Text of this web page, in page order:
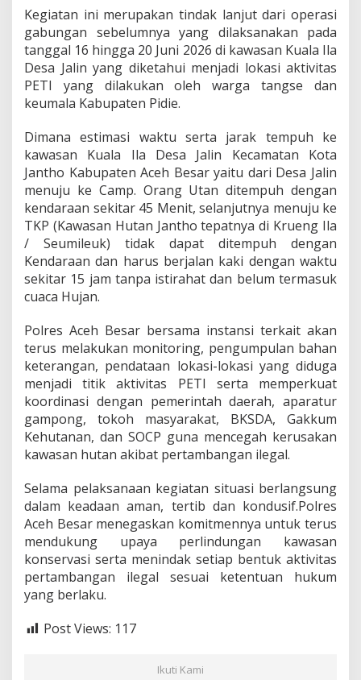
s
a
n
H
u
t
a
a
t
h
o
Kegiatan ini merupakan tindak lanjut dari operasi
gabungan sebelumnya yang dilaksanakan pada
tanggal 16 hingga 20 Juni 2026 di kawasan Kuala Ila
Desa Jalin yang diketahui menjadi lokasi aktivitas
PETI yang dilakukan oleh warga tangse dan
keumala Kabupaten Pidie.
Dimana estimasi waktu serta jarak tempuh ke
kawasan Kuala Ila Desa Jalin Kecamatan Kota
Jantho Kabupaten Aceh Besar yaitu dari Desa Jalin
menuju ke Camp. Orang Utan ditempuh dengan
kendaraan sekitar 45 Menit, selanjutnya menuju ke
TKP (Kawasan Hutan Jantho tepatnya di Krueng Ila
/ Seumileuk) tidak dapat ditempuh dengan
Kendaraan dan harus berjalan kaki dengan waktu
sekitar 15 jam tanpa istirahat dan belum termasuk
cuaca Hujan.
Polres Aceh Besar bersama instansi terkait akan
terus melakukan monitoring, pengumpulan bahan
keterangan, pendataan lokasi-lokasi yang diduga
menjadi titik aktivitas PETI serta memperkuat
koordinasi dengan pemerintah daerah, aparatur
gampong, tokoh masyarakat, BKSDA, Gakkum
Kehutanan, dan SOCP guna mencegah kerusakan
kawasan hutan akibat pertambangan ilegal.
Selama pelaksanaan kegiatan situasi berlangsung
dalam keadaan aman, tertib dan kondusif.Polres
Aceh Besar menegaskan komitmennya untuk terus
mendukung upaya perlindungan kawasan
konservasi serta menindak setiap bentuk aktivitas
pertambangan ilegal sesuai ketentuan hukum
yang berlaku.
Post Views: 117
Ikuti Kami